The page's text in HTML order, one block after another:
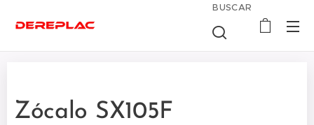
BUSCAR
Zócalo SX105F